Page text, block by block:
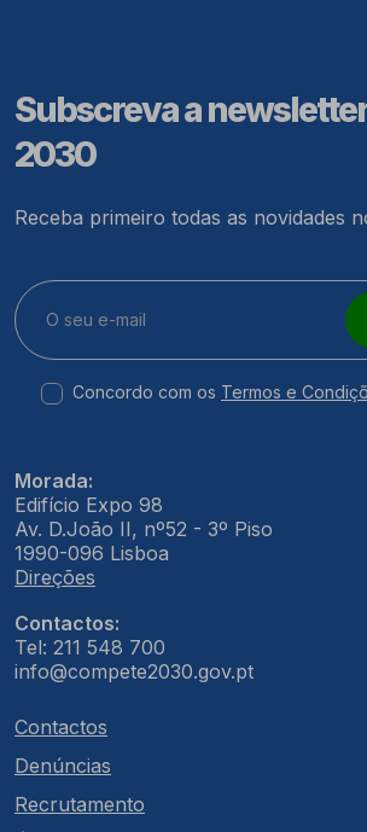
Subscreva a
2030
Receba primeiro todas as novidades
Concordo com os Termos e
Morada:
Edifício Expo 98
Av. D.João II, nº52 - 3º Piso
1990-096 Lisboa
Direções
Contactos:
Tel: 211 548 700
info@compete2030.gov.pt
Contactos
Denúncias
Recrutamento